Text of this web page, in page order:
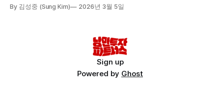
By 김성중 (Sung Kim) 2026년 3월 5일
Sign up
Powered by Ghost